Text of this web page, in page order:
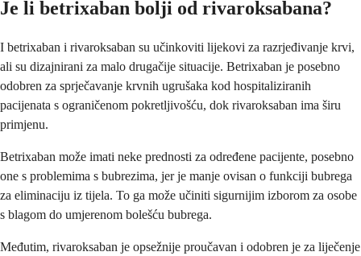
Je li betrixaban bolji od rivaroksabana?
I betrixaban i rivaroksaban su učinkoviti lijekovi za razrjeđivanje krvi,
ali su dizajnirani za malo drugačije situacije. Betrixaban je posebno
odobren za sprječavanje krvnih ugrušaka kod hospitaliziranih
pacijenata s ograničenom pokretljivošću, dok rivaroksaban ima širu
primjenu.
Betrixaban može imati neke prednosti za određene pacijente, posebno
one s problemima s bubrezima, jer je manje ovisan o funkciji bubrega
za eliminaciju iz tijela. To ga može učiniti sigurnijim izborom za osobe
s blagom do umjerenom bolešću bubrega.
Međutim, rivaroksaban je opsežnije proučavan i odobren je za liječenje